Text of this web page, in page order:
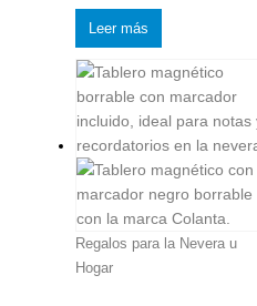
Leer más
Regalos para la Nevera u
Hogar